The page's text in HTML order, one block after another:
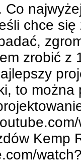
Co
chce
zrobić z
to można
Kemp